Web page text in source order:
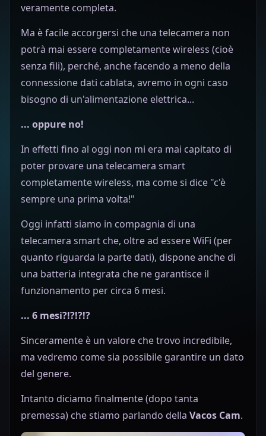
veramente completa.
Ma è facile accorgersi che una telecamera non
potrà mai essere completamente wireless (cioè
senza fili), perché, anche facendo a meno della
connessione dati cablata, avremo in ogni caso
bisogno di un'alimentazione elettrica...
... oppure no!
In effetti fino al oggi non mi era mai capitato di
poter provare una telecamera smart
completamente wireless, ma come si dice "c'è
sempre una prima volta!"
Oggi infatti siamo in compagnia di una
telecamera smart che, oltre ad essere WiFi (per
quanto riguarda la parte dati), dispone anche di
una batteria integrata che ne garantisce il
funzionamento per circa 6 mesi.
... 6 mesi?!?!?!?
Sinceramente è un valore che trovo incredibile,
ma vedremo come sia possibile garantire un dato
del genere.
Intanto diciamo finalmente (dopo tanta
premessa) che stiamo parlando della Vacos Cam.